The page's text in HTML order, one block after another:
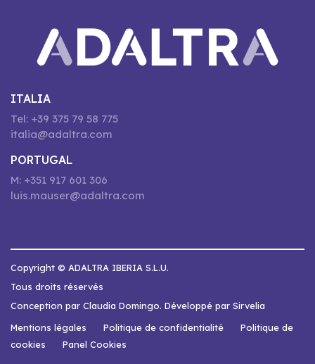
ITALIA
Tel: +39 375 79 58 775
italia@adaltra.com
PORTUGAL
M: +351 917 601 306
luis.mauser@adaltra.com
Copyright © ADALTRA IBERIA S.L.U.
Tous droits réservés
Conception par Claudia Domingo. Développé par Sirvelia
Mentions légales
Politique de confidentialité
Politique de
cookies
Panel Cookies